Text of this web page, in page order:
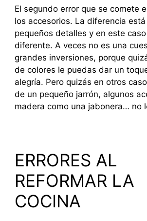
El segundo error que se comete
los accesorios. La diferencia
pequeños detalles y en este
diferente. A veces no es una
grandes inversiones, porque
de colores le puedas dar un
alegría. Pero quizás en otros
de un pequeño jarrón, algunos
madera como una jabonera… no
ERRORES AL
REFORMAR LA
COCINA